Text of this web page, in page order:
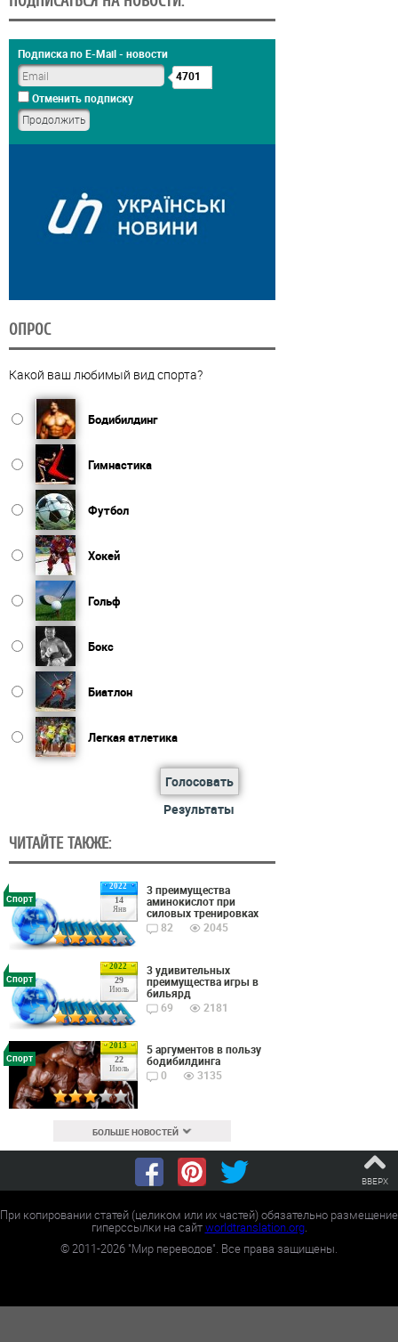
Подписка по E-Mail - новости
4701
Отменить подписку
ОПРОС
Какой ваш любимый вид спорта?
Бодибилдинг
Гимнастика
Футбол
Хокей
Гольф
Бокс
Биатлон
Легкая атлетика
Голосовать
Результаты
ЧИТАЙТЕ ТАКЖЕ:
2022
14
Янв
Спорт
3 преимущества
аминокислот при
силовых тренировках
82
2045
2022
29
Июль
Спорт
3 удивительных
преимущества игры в
бильярд
69
2181
2013
22
Июль
Спорт
5 аргументов в пользу
бодибилдинга
0
3135
БОЛЬШЕ НОВОСТЕЙ
ВВЕРХ
При копировании статей (целиком или их частей) обязательно размещение
гиперссылки на сайтworldtranslation.org.
©2011-2026 "Мир переводов". Все права защищены.